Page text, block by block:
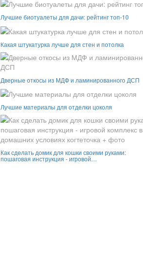
Лучшие биотуалеты для дачи: рейтинг топ-10
Какая штукатурка лучше для стен и потолка
Дверные откосы из МДФ и ламинированного ДСП
Лучшие материалы для отделки цоколя
Как сделать домик для кошки своими руками:
пошаговая инструкция - игровой…